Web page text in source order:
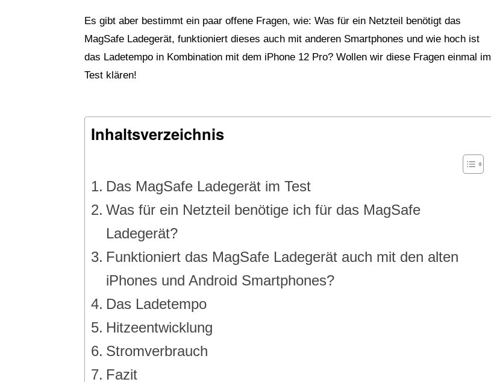
Es gibt aber bestimmt ein paar offene Fragen, wie: Was für ein Netzteil benötigt das
MagSafe Ladegerät, funktioniert dieses auch mit anderen Smartphones und wie hoch ist
das Ladetempo in Kombination mit dem iPhone 12 Pro? Wollen wir diese Fragen einmal im
Test klären!
Inhaltsverzeichnis
Das MagSafe Ladegerät im Test
Was für ein Netzteil benötige ich für das MagSafe
Ladegerät?
Funktioniert das MagSafe Ladegerät auch mit den alten
iPhones und Android Smartphones?
Das Ladetempo
Hitzeentwicklung
Stromverbrauch
Fazit